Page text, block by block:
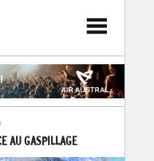
AU GASPILLAGE